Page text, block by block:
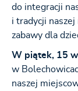
do integracji
i tradycji
zabawy dla
W piątek, 15
w
naszej